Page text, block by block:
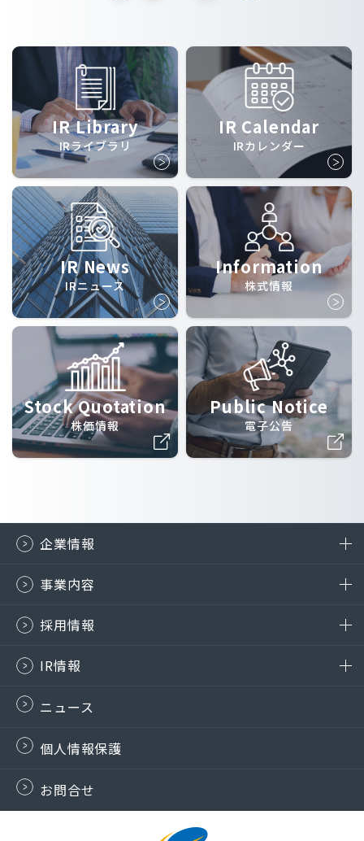
IR Library
IRライブラリ
IR Calendar
IRカレンダー
IR News
IRニュース
Information
株式情報
Stock Quotation
株価情報
Public Notice
電子公告
企業情報
事業内容
採用情報
IR情報
ニュース
個人情報保護
お問合せ